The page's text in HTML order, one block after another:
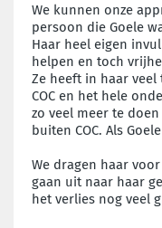
We kunnen onze
persoon die Goele
Haar heel eigen
helpen en toch
Ze heeft in haar
COC en het hele
zo veel meer te
buiten COC. Als
We dragen haar
gaan uit naar haar
het verlies nog veel